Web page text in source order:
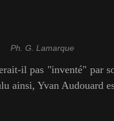
Ph. G. Lamarque
il pas "inventé" par
ainsi, Yvan Audouard